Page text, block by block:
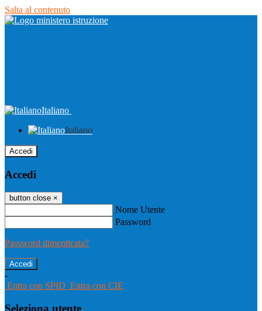
Salta al contenuto
Italiano
Italiano
Accedi
Accedi
button close ×
Nome Utente
Password
Password dimenticata?
-
Entra con SPID Entra con CIE
Seleziona utente